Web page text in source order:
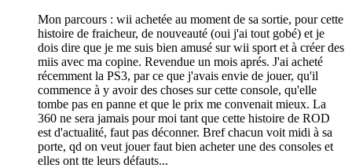
Mon parcours : wii achetée au moment de sa sortie, pour cette
histoire de fraicheur, de nouveauté (oui j'ai tout gobé) et je
dois dire que je me suis bien amusé sur wii sport et à créer des
miis avec ma copine. Revendue un mois aprés. J'ai acheté
récemment la PS3, par ce que j'avais envie de jouer, qu'il
commence à y avoir des choses sur cette console, qu'elle
tombe pas en panne et que le prix me convenait mieux. La
360 ne sera jamais pour moi tant que cette histoire de ROD
est d'actualité, faut pas déconner. Bref chacun voit midi à sa
porte, qd on veut jouer faut bien acheter une des consoles et
elles ont tte leurs défauts...